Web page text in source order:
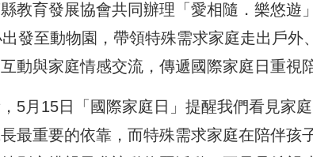
教育發展協會共同辦理「愛相隨．樂悠遊
發至動物園，帶領特殊需求家庭走出戶外
動與家庭情感交流，傳遞國際家庭日重視
5月15日「國際家庭日」提醒我們看見家
最重要的依靠，而特殊需求家庭在陪伴孩